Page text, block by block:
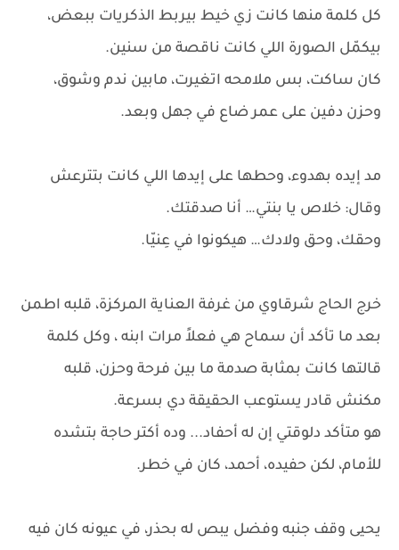
كل كلمة منها كانت زي خيط بيربط الذكريات ببعض،
بيكمّل الصورة اللي كانت ناقصة من سنين.
كان ساكت، بس ملامحه اتغيرت، مابين ندم وشوق،
وحزن دفين على عمر ضاع في جهل وبعد.
مد إيده بهدوء، وحطها على إيدها اللي كانت بتترعش
وقال: خلاص يا بنتي… أنا صدقتك.
وحقك، وحق ولادك… هيكونوا في عِنيّا.
خرج الحاج شرقاوي من غرفة العناية المركزة، قلبه اطمن
بعد ما تأكد أن سماح هي فعلاً مرات ابنه ، وكل كلمة
قالتها كانت بمثابة صدمة ما بين فرحة وحزن، قلبه
مكنش قادر يستوعب الحقيقة دي بسرعة.
هو متأكد دلوقتي إن له أحفاد... وده أكتر حاجة بتشده
للأمام، لكن حفيده، أحمد، كان في خطر.
يحيى وقف جنبه وفضل يبص له بحذر، في عيونه كان فيه